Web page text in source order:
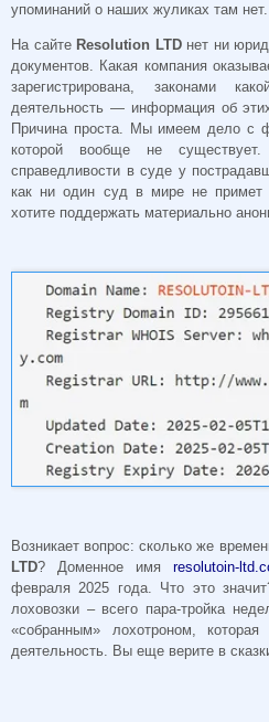
упоминаний о наших жуликах там нет.
На сайте Resolution LTDнет ни
документов. Какая компания
зарегистрирована, законами
деятельность — информация об
Причина проста. Мы имеем дело с
которой вообще не
справедливости в суде у
как ни один суд в мире не
хотите поддержать материально
Возникает вопрос: сколько же
LTD? Доменное имя resolutoin-
февраля 2025 года. Что это
лоховозки – всего пара-тройка
«собранным» лохотроном,
деятельность. Вы еще верите в